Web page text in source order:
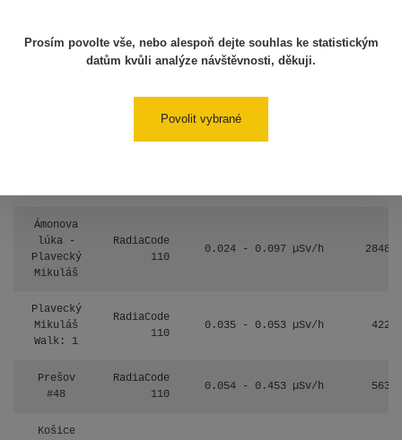
Ámonova
lúka -
Plavecký
Mikuláš
RadiaCode
110
0.024 - 0.097 µSv/h 2848
Plavecký
Mikuláš
Walk: 1
RadiaCode
110
0.035 - 0.053 µSv/h 422
Prešov
#48
RadiaCode
110
0.054 - 0.453 µSv/h 563
Košice
Prosím povolte vše, nebo alespoň dejte souhlas ke statistickým
datům kvůli analýze návštěvnosti, děkuji.
Povolit vybrané